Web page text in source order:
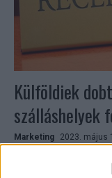
Külföldiek
szálláshelyek
Marketing 2023. május
Nemzeti